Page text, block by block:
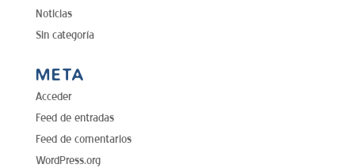
Noticias
Sin categoría
META
Acceder
Feed de entradas
Feed de comentarios
WordPress.org